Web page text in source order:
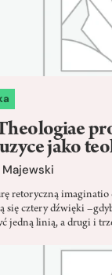
jako
retoryczną imaginatio
się cztery dźwięki
jedną linią, a drugi i